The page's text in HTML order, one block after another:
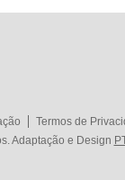
Termos de
Adaptação e Design